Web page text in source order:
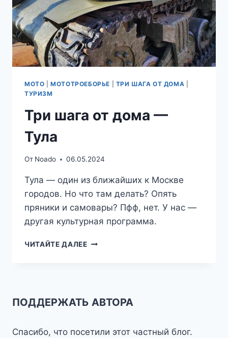
МОТО |МОТОТРОЕБОРЬЕ ТРИ ШАГА ОТ ДОМА
ТУРИЗМ
Три шага от дома —
Тула
От Noado 06.05.2024
Тула — один из ближайших к Москве
городов. Но что там делать? Опять
пряники и самовары? Пфф, нет. У нас —
другая культурная программа.
ЧИТАЙТЕ ДАЛЕЕТРИ
ПОДДЕРЖАТЬ АВТОРА
Спасибо, что посетили этот частный блог.